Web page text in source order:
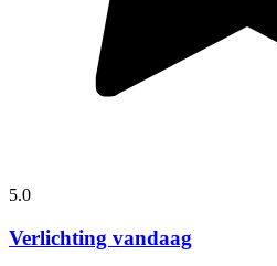
5.0
Verlichting vandaag